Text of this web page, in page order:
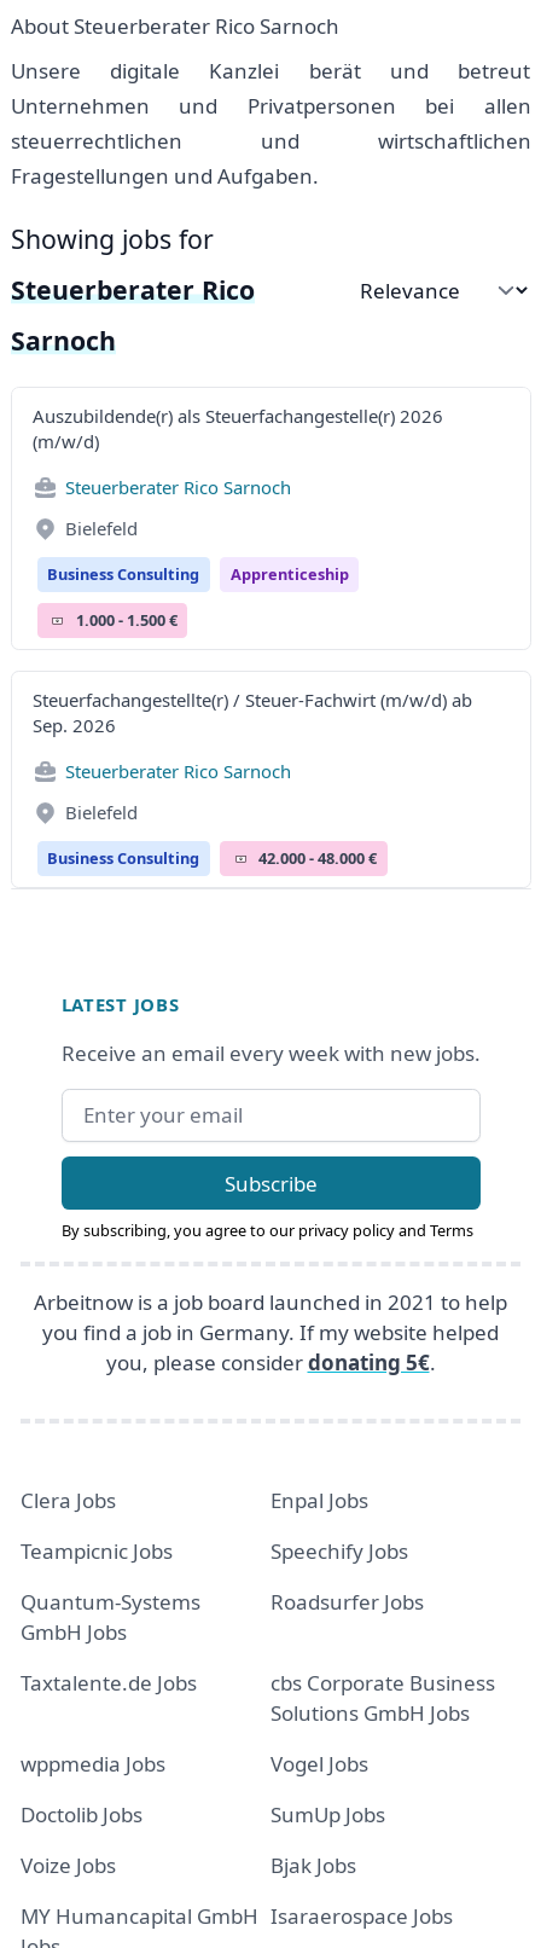
About Steuerberater Rico Sarnoch
Unsere digitale Kanzlei berät und betreut
Unternehmen und Privatpersonen bei allen
steuerrechtlichen und wirtschaftlichen
Fragestellungen und Aufgaben.
Showing jobs for
Steuerberater Rico
Sarnoch
Sort by
Auszubildende(r) als Steuerfachangestelle(r) 2026
(m/w/d)
Steuerberater Rico Sarnoch
Bielefeld
Business Consulting Apprenticeship
1.000 - 1.500 €
Steuerfachangestellte(r) / Steuer-Fachwirt (m/w/d) ab
Sep. 2026
Steuerberater Rico Sarnoch
Bielefeld
Business Consulting 42.000 - 48.000 €
LATEST JOBS
Receive an email every week with new jobs.
Email address
Subscribe
By subscribing, you agree to our privacy policyand Terms
Arbeitnow is a job board launched in 2021 to help
you find a job in Germany. If my website helped
you, please considerdonating 5€.
Clera Jobs
Enpal Jobs
Teampicnic Jobs
Speechify Jobs
Quantum-Systems
GmbH Jobs
Roadsurfer Jobs
Taxtalente.de Jobs
cbs Corporate Business
Solutions GmbH Jobs
wppmedia Jobs
Vogel Jobs
Doctolib Jobs
SumUp Jobs
Voize Jobs
Bjak Jobs
MY Humancapital GmbH Isaraerospace Jobs